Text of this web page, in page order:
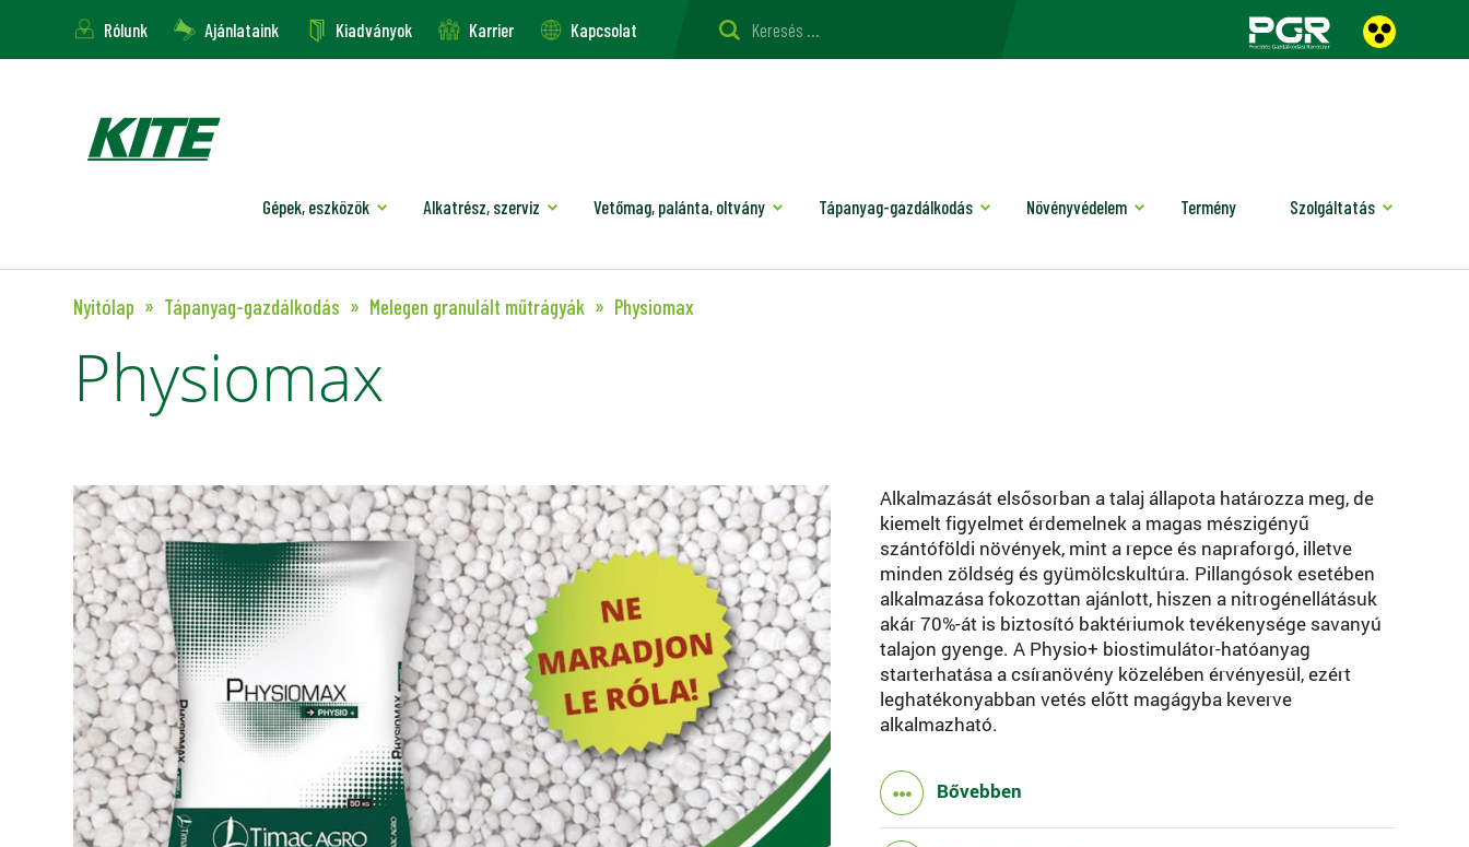
Rólunk Ajánlataink Kiadványok Karrier Kapcsolat
Gépek, eszközök Alkatrész, szerviz Vetőmag, palánta, oltvány Tápanyag-gazdálkodás Növényvédelem Termény Szolgáltatás
Nyitólap Tápanyag-gazdálkodás Melegen granulált műtrágyák Physiomax
Physiomax
Alkalmazását elsősorban a talaj állapota határozza meg, de
kiemelt figyelmet érdemelnek a magas mészigényű
szántóföldi növények, mint a repce és napraforgó, illetve
minden zöldség és gyümölcskultúra. Pillangósok esetében
alkalmazása fokozottan ajánlott, hiszen a nitrogénellátásuk
akár 70%-át is biztosító baktériumok tevékenysége savanyú
talajon gyenge. A Physio+ biostimulátor-hatóanyag
starterhatása a csíranövény közelében érvényesül, ezért
leghatékonyabban vetés előtt magágyba keverve
alkalmazható.
Bővebben